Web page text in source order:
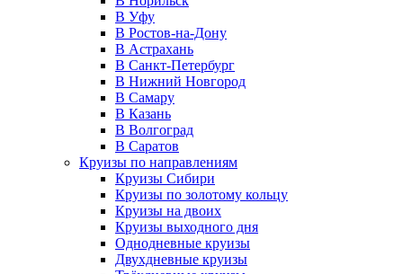
В Уфу
В Ростов-на-Дону
В Астрахань
В Санкт-Петербург
В Нижний Новгород
В Самару
В Казань
В Волгоград
В Саратов
Круизы по направлениям
Круизы Сибири
Круизы по золотому кольцу
Круизы на двоих
Круизы выходного дня
Однодневные круизы
Двухдневные круизы